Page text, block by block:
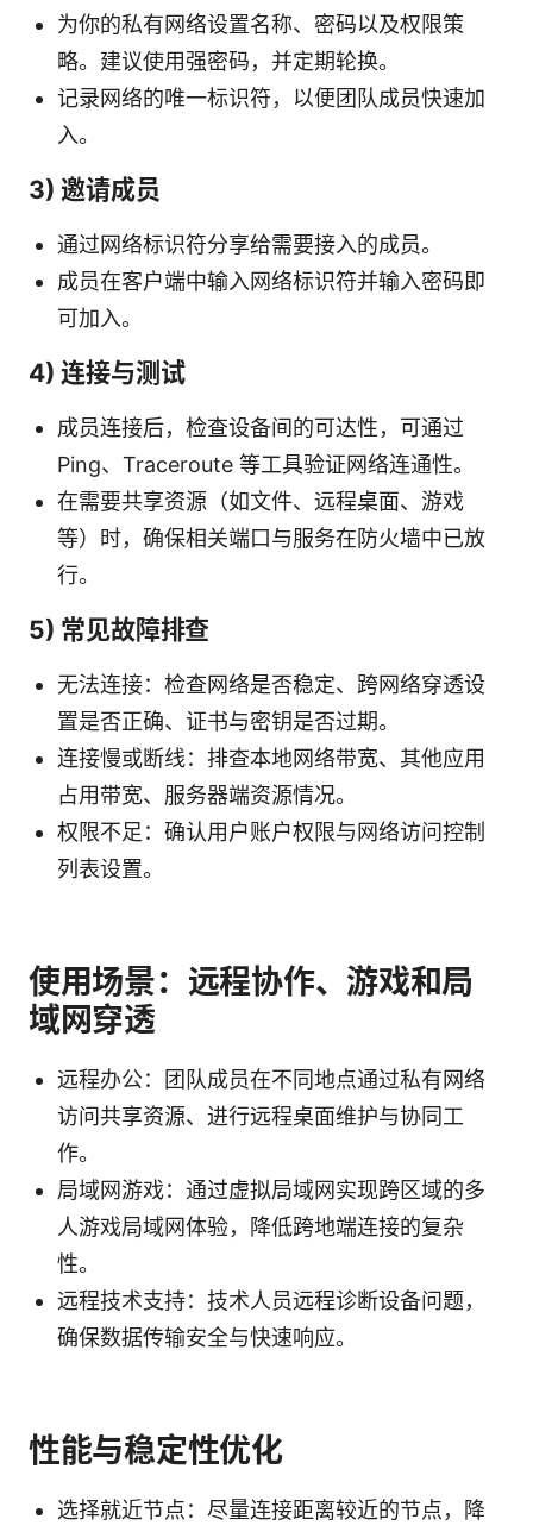
为你的私有网络设置名称、密码以及权限策
略。建议使用强密码，并定期轮换。
记录网络的唯一标识符，以便团队成员快速加
入。
3) 邀请成员
通过网络标识符分享给需要接入的成员。
成员在客户端中输入网络标识符并输入密码即
可加入。
4) 连接与测试
成员连接后，检查设备间的可达性，可通过
Ping、Traceroute 等工具验证网络连通性。
在需要共享资源（如文件、远程桌面、游戏
等）时，确保相关端口与服务在防火墙中已放
行。
5) 常见故障排查
无法连接：检查网络是否稳定、跨网络穿透设
置是否正确、证书与密钥是否过期。
连接慢或断线：排查本地网络带宽、其他应用
占用带宽、服务器端资源情况。
权限不足：确认用户账户权限与网络访问控制
列表设置。
使用场景：远程协作、游戏和局
域网穿透
远程办公：团队成员在不同地点通过私有网络
访问共享资源、进行远程桌面维护与协同工
作。
局域网游戏：通过虚拟局域网实现跨区域的多
人游戏局域网体验，降低跨地端连接的复杂
性。
远程技术支持：技术人员远程诊断设备问题，
确保数据传输安全与快速响应。
性能与稳定性优化
选择就近节点：尽量连接距离较近的节点，降